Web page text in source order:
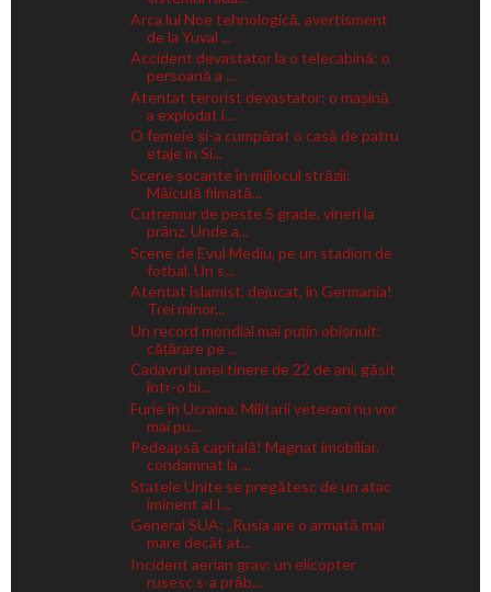
Arca lui Noe tehnologică, avertisment
de la Yuval ...
Accident devastator la o telecabină: o
persoană a ...
Atentat terorist devastator: o mașină
a explodat î...
O femeie și-a cumpărat o casă de patru
etaje în Si...
Scene șocante în mijlocul străzii:
Măicuță filmată...
Cutremur de peste 5 grade, vineri la
prânz. Unde a...
Scene de Evul Mediu, pe un stadion de
fotbal. Un s...
Atentat islamist, dejucat, în Germania!
Trei minor...
Un record mondial mai puțin obișnuit:
cățărare pe ...
Cadavrul unei tinere de 22 de ani, găsit
într-o bi...
Furie în Ucraina. Militarii veterani nu vor
mai pu...
Pedeapsă capitală! Magnat imobiliar,
condamnat la ...
Statele Unite se pregătesc de un atac
iminent al I...
General SUA: „Rusia are o armată mai
mare decât at...
Incident aerian grav: un elicopter
rusesc s-a prăb...